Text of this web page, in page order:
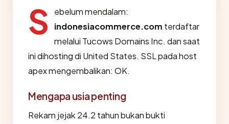
S
ebelum mendalam:
indonesiacommerce.com terdaftar
melalui Tucows Domains Inc. dan saat
ini dihosting di United States. SSL pada host
apex mengembalikan: OK.
Mengapa usia penting
Rekam jejak 24.2 tahun bukan bukti